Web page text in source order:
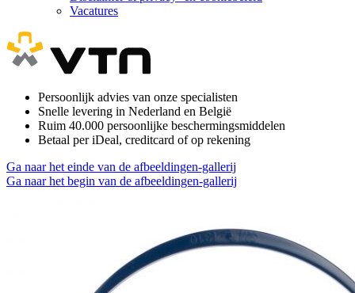
Vacatures
Persoonlijk advies van onze specialisten
Snelle levering in Nederland en België
Ruim 40.000 persoonlijke beschermingsmiddelen
Betaal per iDeal, creditcard of op rekening
Ga naar het einde van de afbeeldingen-gallerij
Ga naar het begin van de afbeeldingen-gallerij